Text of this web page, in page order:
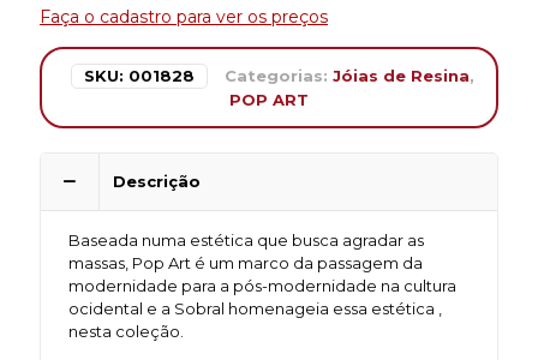
Faça o cadastro para ver os preços
SKU: 001828 Categorias: Jóias de Resina,
POP ART
Descrição
Baseada numa estética que busca agradar as
massas, Pop Art é um marco da passagem da
modernidade para a pós-modernidade na cultura
ocidental e a Sobral homenageia essa estética ,
nesta coleção.